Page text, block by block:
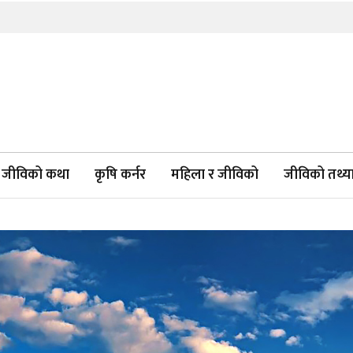
जीविको कथा कृषि कर्नर महिला र जीविको जीविको